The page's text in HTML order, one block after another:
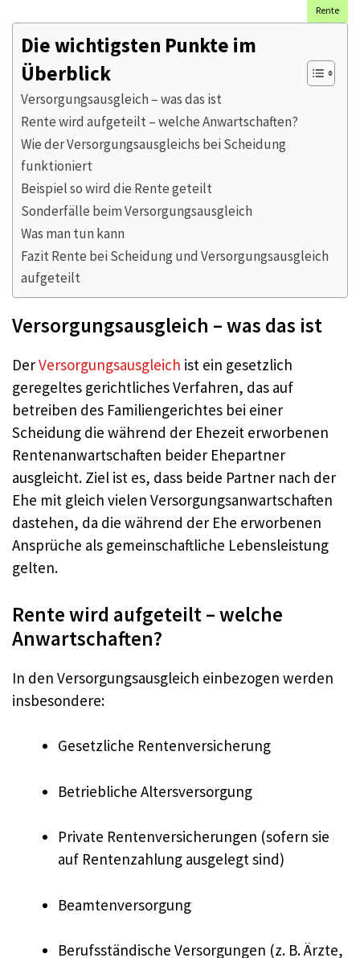
Rente
Die wichtigsten Punkte im
Überblick
Versorgungsausgleich – was das ist
Rente wird aufgeteilt – welche Anwartschaften?
Wie der Versorgungsausgleichs bei Scheidung
funktioniert
Beispiel so wird die Rente geteilt
Sonderfälle beim Versorgungsausgleich
Was man tun kann
Fazit Rente bei Scheidung und Versorgungsausgleich
aufgeteilt
Versorgungsausgleich – was das ist
DerVersorgungsausgleich ist ein gesetzlich
geregeltes gerichtliches Verfahren, das auf
betreiben des Familiengerichtes bei einer
Scheidung die während der Ehezeit erworbenen
Rentenanwartschaften beider Ehepartner
ausgleicht. Ziel ist es, dass beide Partner nach der
Ehe mit gleich vielen Versorgungsanwartschaften
dastehen, da die während der Ehe erworbenen
Ansprüche als gemeinschaftliche Lebensleistung
gelten.
Rente wird aufgeteilt – welche
Anwartschaften?
In den Versorgungsausgleich einbezogen werden
insbesondere:
Gesetzliche Rentenversicherung
Betriebliche Altersversorgung
Private Rentenversicherungen (sofern sie
auf Rentenzahlung ausgelegt sind)
Beamtenversorgung
Berufsständische Versorgungen (z. B. Ärzte,